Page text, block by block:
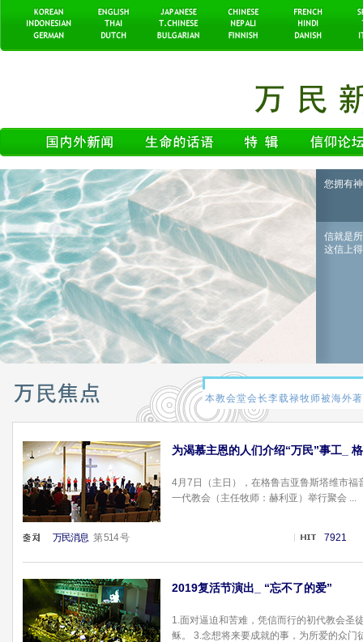
您拥有
信就是
这信上
为渴慕主恩的人们介绍“万民”事工_
4月7日（主日），在格鲁吉亚鲁斯塔维市
一代教会（主任牧师：赫利亚）举行聚会 ...
万民消息第 514 号 7921
2019复活节演出_ “忘不了的爱”
1.面对逼迫和苦难，凭信而行的初代教会圣
稣。 3.念想将来要成就的事，为所爱的众门